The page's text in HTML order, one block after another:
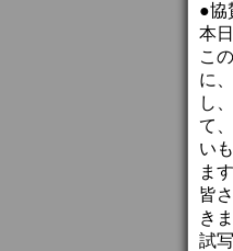
●協
本
こ
に
し
て
い
ます
皆
き
試